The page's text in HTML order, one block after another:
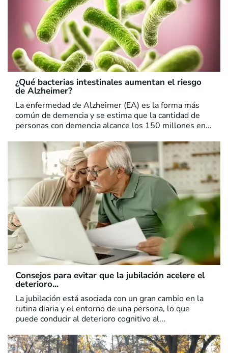
¿Qué bacterias intestinales aumentan el riesgo
de Alzheimer?
La enfermedad de Alzheimer (EA) es la forma más
común de demencia y se estima que la cantidad de
personas con demencia alcance los 150 millones en...
Consejos para evitar que la jubilación acelere el
deterioro...
La jubilación está asociada con un gran cambio en la
rutina diaria y el entorno de una persona, lo que
puede conducir al deterioro cognitivo al...